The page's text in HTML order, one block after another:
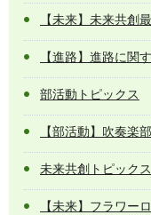
【未来】未来共創
【進路】進路に関
部活動トピックス
【部活動】吹奏楽
未来共創トピックス
【未来】フラワー